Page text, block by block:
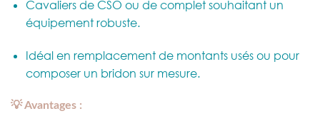
Cavaliers de CSO ou de complet souhaitant un
équipement robuste.
Idéal en remplacement de montants usés ou pour
composer un bridon sur mesure.
💡 Avantages :